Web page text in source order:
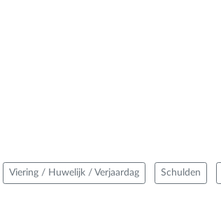
Viering / Huwelijk / Verjaardag Schulden